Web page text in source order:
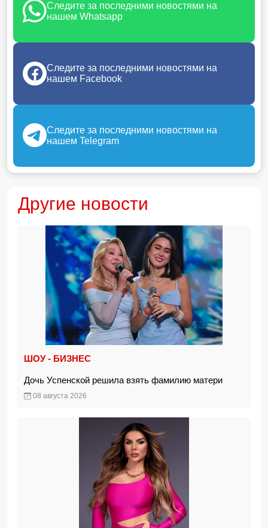
Следите за последними новостями на
нашем Whatsapp
Следите за последними новостями на
нашем Facebook
Следите за последними новостями на
нашем Telegram
Другие новости
ШОУ - БИЗНЕС
Дочь Успенской решила взять фамилию матери
08 августа 2026